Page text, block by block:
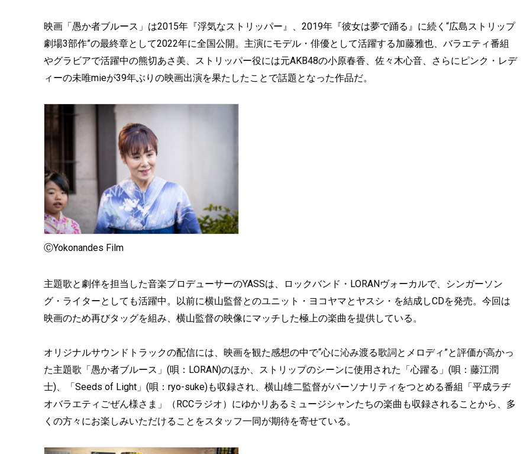
映画「愚か者ブルース」は2015年『浮気なストリッパー』、2019年『彼女は夢で踊る』に続く“広島ストリップ
劇場3部作”の最終章として2022年に全国公開。主演にモデル・俳優として活躍する加藤雅也、バラエティ番組
やグラビアで活躍中の熊切あさ美、ストリッパー役には元AKB48の小原春香、佐々木心音、さらにピンク・レデ
ィーの未唯mieが39年ぶりの映画出演を果たしたことで話題となった作品だ。
ⒸYokonandes Film
主題歌と劇伴を担当した音楽プロデューサーのYASSは、ロックバンド・LORANヴォーカルで、シンガーソン
グ・ライターとしても活躍中。以前に横山監督とのユニット・ヨコヤマとヤスシ・を結成しCDを発売。今回は
映画のため再びタッグを組み、横山監督の映像にマッチした極上の楽曲を提供している。
オリジナルサウンドトラックの配信には、映画を観た感想の中で“心に沁み渡る歌詞とメロディ”と評価が高かっ
た主題歌「愚か者ブルース」(唄：LORAN)のほか、ストリップのシーンに使用された「心躍る」(唄：藤江潤
士)、「Seeds of Light」(唄：ryo-suke)も収録され、横山雄二監督がパーソナリティをつとめる番組「平成ラヂ
オバラエティごぜん様さま」（RCCラジオ）にゆかリあるミュージシャンたちの楽曲も収録されることから、多
くの方々にお楽しみいただけることをスタッフ一同が期待を寄せている。